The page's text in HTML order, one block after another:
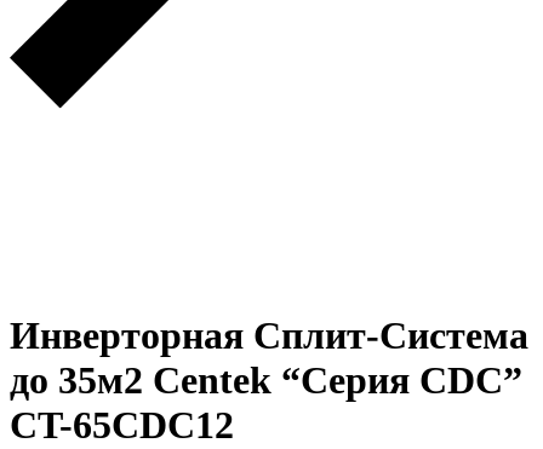
Инверторная Сплит-Система
до 35м2 Centek “Серия CDC”
CT-65CDC12